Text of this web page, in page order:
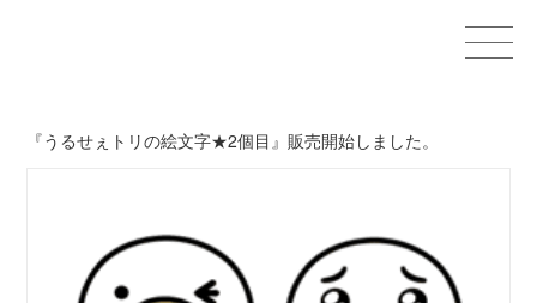
GOODS
WORKS
『うるせぇトリの絵文字★2個目』販売開始しました。